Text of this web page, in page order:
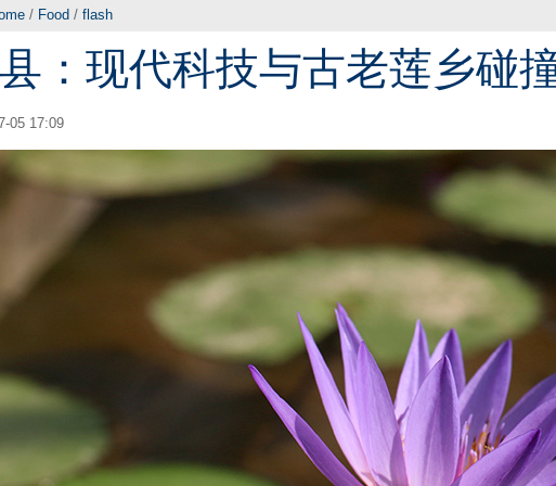
/ Food / flash
：现代科技与古老莲乡碰
05 17:09